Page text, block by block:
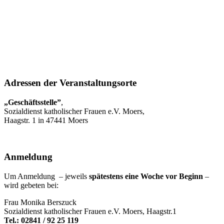
Adressen der Veranstaltungsorte
„Geschäftsstelle”,
Sozialdienst katholischer Frauen e.V. Moers,
Haagstr. 1 in 47441 Moers
Anmeldung
Um Anmeldung – jeweils spätestens eine Woche vor Beginn –
wird gebeten bei:
Frau Monika Berszuck
Sozialdienst katholischer Frauen e.V. Moers, Haagstr.1
Tel.: 02841 / 92 25 119